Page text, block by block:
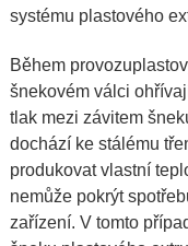
systému plastového
Během provozu
šnekovém válci
tlak mezi závitem
dochází ke stálému
produkovat vlastní
nemůže pokrýt
zařízení. V tomto